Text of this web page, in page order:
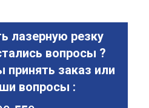
лазерную резку
вопросы ?
заказ или
вопросы :